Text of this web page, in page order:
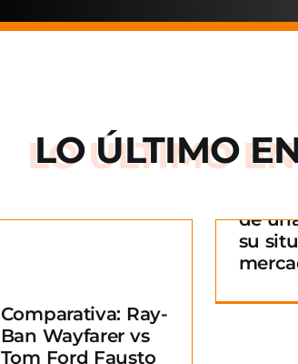
LO ÚLTIMO
Comparativa: Ray-
Ban Wayfarer vs
Tom Ford Fausto
mercado
de
su
La
de